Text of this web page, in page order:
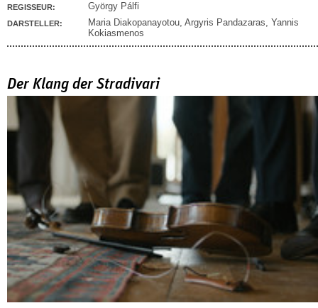
REGISSEUR: György Pálfi
DARSTELLER: Maria Diakopanayotou, Argyris Pandazaras, Yannis
Kokiasmenos
Der Klang der Stradivari